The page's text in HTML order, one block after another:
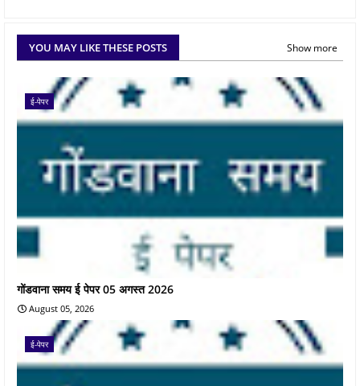
YOU MAY LIKE THESE POSTS Show more
ई-पेपर
गोंडवाना समय ई पेपर 05 अगस्त 2026
August 05, 2026
ई-पेपर